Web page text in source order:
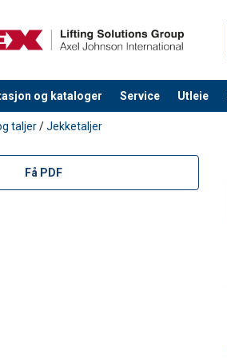
og kataloger Service Utleie
taljer/Jekketaljer
Få PDF